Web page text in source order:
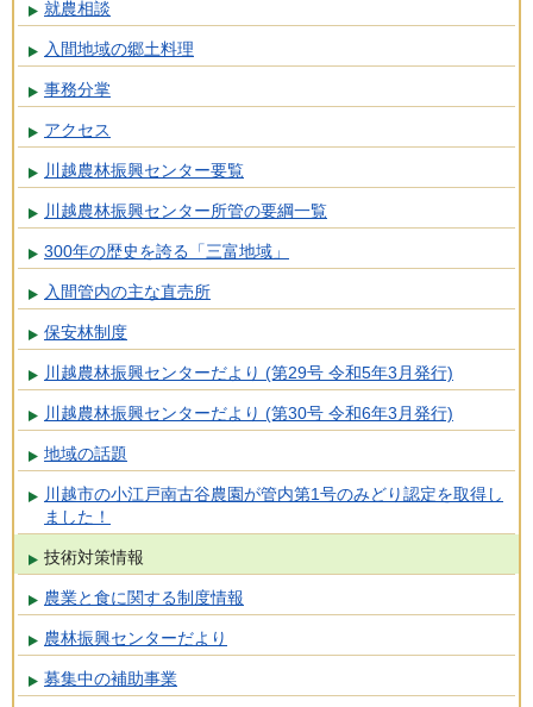
就農相談
入間地域の郷土料理
事務分掌
アクセス
川越農林振興センター要覧
川越農林振興センター所管の要綱一覧
300年の歴史を誇る「三富地域」
入間管内の主な直売所
保安林制度
川越農林振興センターだより (第29号 令和5年3月発行)
川越農林振興センターだより (第30号 令和6年3月発行)
地域の話題
川越市の小江戸南古谷農園が管内第1号のみどり認定を取得し
ました！
技術対策情報
農業と食に関する制度情報
農林振興センターだより
募集中の補助事業